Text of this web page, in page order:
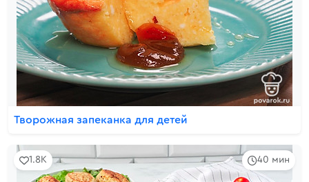
Творожная запеканка для детей
40 мин
1.8K